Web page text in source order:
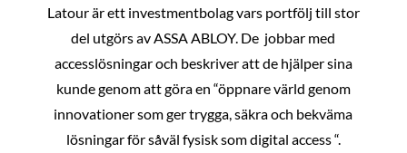
Latour är ett investmentbolag vars portfölj till stor
del utgörs av ASSA ABLOY. De jobbar med
accesslösningar och beskriver att de hjälper sina
kunde genom att göra en “öppnare värld genom
innovationer som ger trygga, säkra och bekväma
lösningar för såväl fysisk som digital access “.